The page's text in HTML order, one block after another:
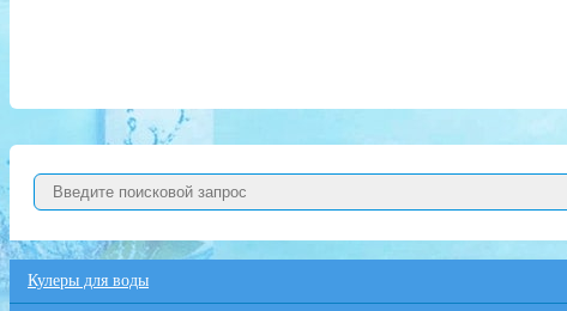
Кулеры для воды